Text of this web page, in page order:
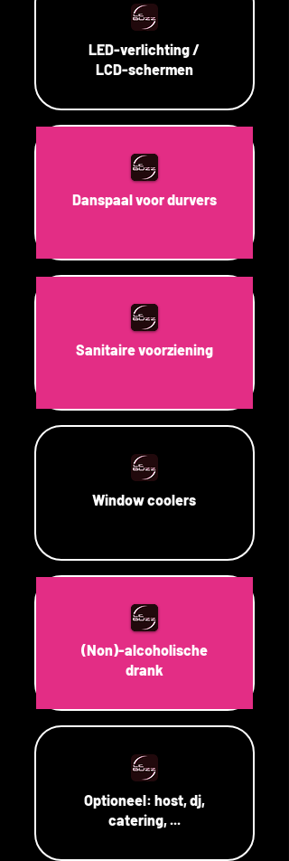
LED-verlichting /
LCD-schermen
Danspaal voor durvers
Sanitaire voorziening
Window coolers
(Non)-alcoholische
drank
Optioneel: host, dj,
catering, ...